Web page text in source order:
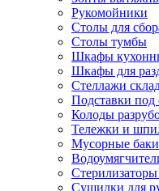
Рукомойники
Столы для
Столы тумбы
Шкафы
Шкафы для
Стеллажи
Подставки под
Колоды
Тележки и
Мусорные баки
Сушилки для